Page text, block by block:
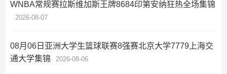
WNBA常规赛拉斯维加斯王牌8684印第安纳狂热全场集锦
2026-08-07
08月06日亚洲大学生篮球联赛8强赛北京大学7779上海交
通大学集锦
2026-08-06